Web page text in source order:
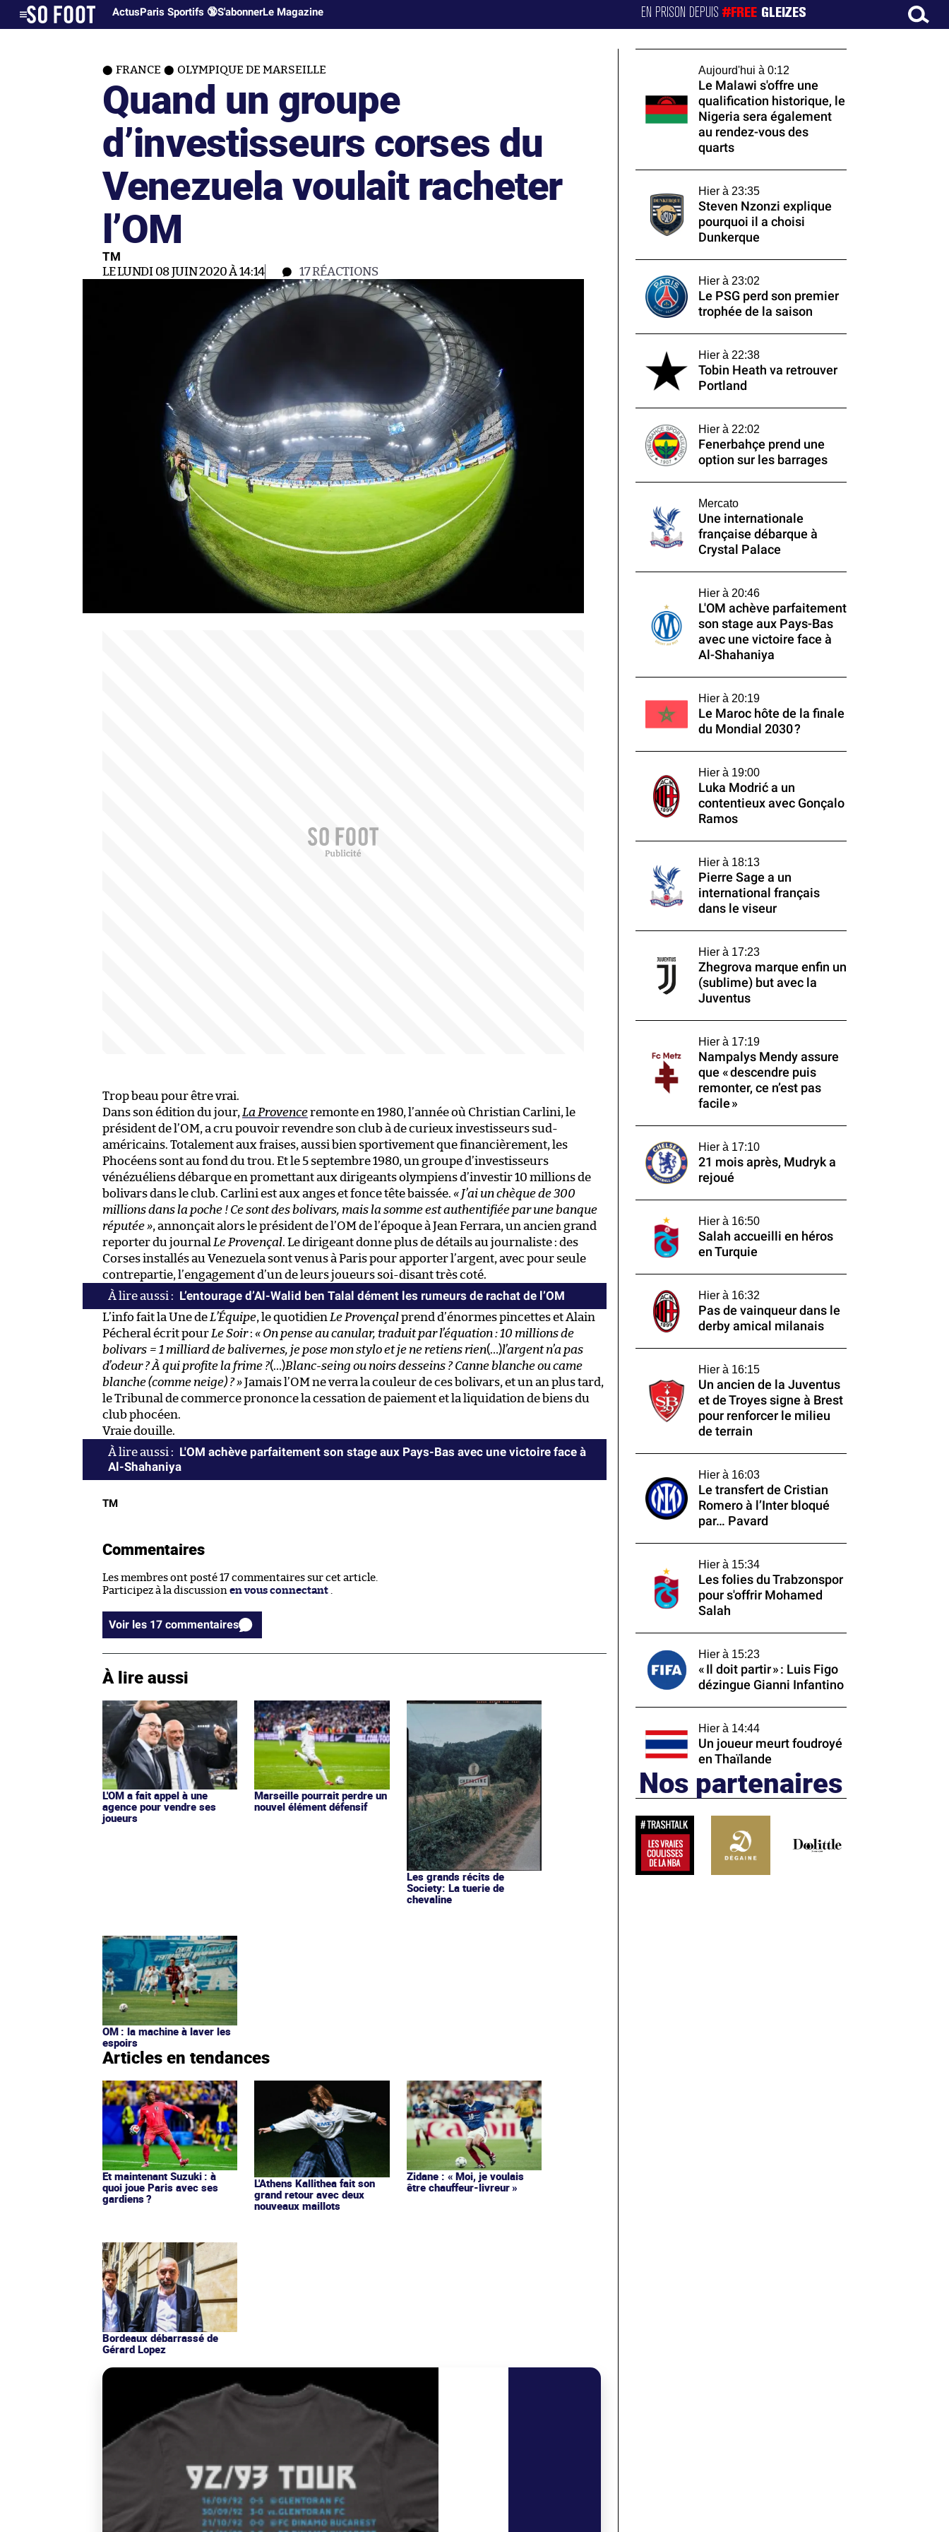
ActusParis Sportifs 🔞S'abonnerLe Magazine EN PRISON DEPUIS#FREE GLEIZES
FRANCE OLYMPIQUE DE MARSEILLE
Quand un groupe
d’investisseurs corses du
Venezuela voulait racheter
l’OM
TM
LE LUNDI 08 JUIN 2020 À 14:14 17RÉACTIONS
Trop beau pour être vrai.
Dans son édition du jour, La Provenceremonte en 1980, l’année où Christian Carlini, le
président de l’OM, a cru pouvoir revendre son club à de curieux investisseurs sud-
américains. Totalement aux fraises, aussi bien sportivement que financièrement, les
Phocéens sont au fond du trou. Et le 5 septembre 1980, un groupe d’investisseurs
vénézuéliens débarque en promettant aux dirigeants olympiens d’investir 10 millions de
bolivars dans le club. Carlini est aux anges et fonce tête baissée. « J’ai un chèque de 300
millions dans la poche ! Ce sont des bolivars, mais la somme est authentifiée par une banque
réputée », annonçait alors le président de l’OM de l’époque à Jean Ferrara, un ancien grand
reporter du journal Le Provençal. Le dirigeant donne plus de détails au journaliste : des
Corses installés au Venezuela sont venus à Paris pour apporter l’argent, avec pour seule
contrepartie, l’engagement d’un de leurs joueurs soi-disant très coté.
L’entourage d’Al-Walid ben Talal dément les rumeurs de rachat de l’OM
L’info fait la Une de L’Équipe, le quotidien Le Provençalprend d’énormes pincettes et Alain
Pécheral écrit pour Le Soir: « On pense au canular, traduit par l’équation : 10 millions de
bolivars = 1 milliard de balivernes, je pose mon stylo et je ne retiens rien(…)l’argent n’a pas
d’odeur ? À qui profite la frime ?(…)Blanc-seing ou noirs desseins ? Canne blanche ou came
blanche (comme neige) ? »Jamais l’OM ne verra la couleur de ces bolivars, et un an plus tard,
le Tribunal de commerce prononce la cessation de paiement et la liquidation de biens du
club phocéen.
Vraie douille.
L'OM achève parfaitement son stage aux Pays-Bas avec une victoire face à
Al-Shahaniya
TM
Commentaires
Les membres ont posté 17 commentaires sur cet article.
Participez à la discussion en vous connectant
Voir les 17 commentaires
À lire aussi
L'OM a fait appel à une
agence pour vendre ses
joueurs
Marseille pourrait perdre un
nouvel élément défensif
Les grands récits de
Society: La tuerie de
chevaline
OM : la machine à laver les
espoirs
Articles en tendances
Et maintenant Suzuki : à
quoi joue Paris avec ses
gardiens ?
L'Athens Kallithea fait son
grand retour avec deux
nouveaux maillots
Zidane : « Moi, je voulais
être chauffeur-livreur »
Bordeaux débarrassé de
Gérard Lopez
Aujourd'hui à 0:12
Le Malawi s'offre une
qualification historique, le
Nigeria sera également
au rendez-vous des
quarts
Hier à 23:35
Steven Nzonzi explique
pourquoi il a choisi
Dunkerque
Hier à 23:02
Le PSG perd son premier
trophée de la saison
Hier à 22:38
Tobin Heath va retrouver
Portland
Hier à 22:02
Fenerbahçe prend une
option sur les barrages
Mercato
Une internationale
française débarque à
Crystal Palace
Hier à 20:46
L'OM achève parfaitement
son stage aux Pays-Bas
avec une victoire face à
Al-Shahaniya
Hier à 20:19
Le Maroc hôte de la finale
du Mondial 2030 ?
Hier à 19:00
Luka Modrić a un
contentieux avec Gonçalo
Ramos
Hier à 18:13
Pierre Sage a un
international français
dans le viseur
Hier à 17:23
Zhegrova marque enfin un
(sublime) but avec la
Juventus
Hier à 17:19
Nampalys Mendy assure
que « descendre puis
remonter, ce n’est pas
facile »
Hier à 17:10
21 mois après, Mudryk a
rejoué
Hier à 16:50
Salah accueilli en héros
en Turquie
Hier à 16:32
Pas de vainqueur dans le
derby amical milanais
Hier à 16:15
Un ancien de la Juventus
et de Troyes signe à Brest
pour renforcer le milieu
de terrain
Hier à 16:03
Le transfert de Cristian
Romero à l’Inter bloqué
par… Pavard
Hier à 15:34
Les folies du Trabzonspor
pour s'offrir Mohamed
Salah
Hier à 15:23
« Il doit partir » : Luis Figo
dézingue Gianni Infantino
Hier à 14:44
Un joueur meurt foudroyé
en Thaïlande
Nos partenaires